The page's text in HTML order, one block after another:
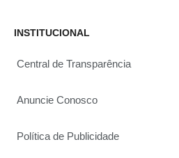
INSTITUCIONAL
Central de Transparência
Anuncie Conosco
Política de Publicidade